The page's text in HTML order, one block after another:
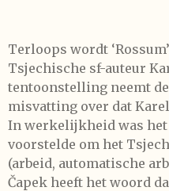
Terloops wordt
Tsjechische sf-auteur
tentoonstelling neemt
misvatting over dat
In werkelijkheid was het
voorstelde om het
(arbeid, automatische
Čapek heeft het woord